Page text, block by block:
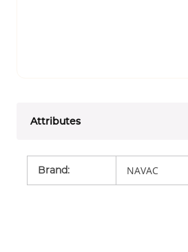
Attributes
Brand: NAVAC